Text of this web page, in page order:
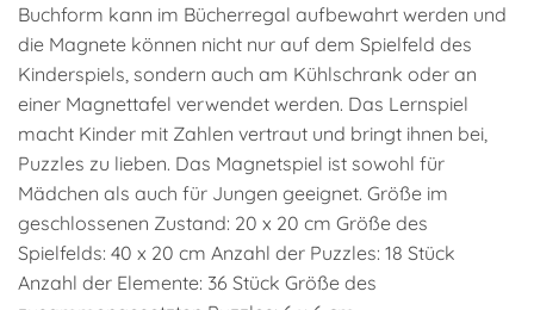
Buchform kann im Bücherregal aufbewahrt werden und
die Magnete können nicht nur auf dem Spielfeld des
Kinderspiels, sondern auch am Kühlschrank oder an
einer Magnettafel verwendet werden. Das Lernspiel
macht Kinder mit Zahlen vertraut und bringt ihnen bei,
Puzzles zu lieben. Das Magnetspiel ist sowohl für
Mädchen als auch für Jungen geeignet. Größe im
geschlossenen Zustand: 20 x 20 cm Größe des
Spielfelds: 40 x 20 cm Anzahl der Puzzles: 18 Stück
Anzahl der Elemente: 36 Stück Größe des